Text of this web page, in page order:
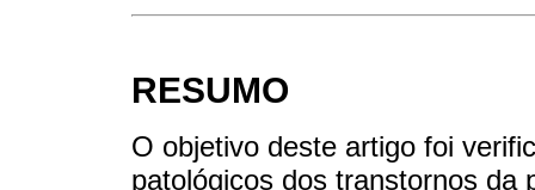
RESUMO
O objetivo deste artigo foi
patológicos dos transtornos da